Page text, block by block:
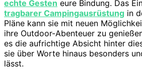
echte Gesten eure Bindung. Das
tragbarer Campingausrüstung in
Pläne kann sie mit neuen
ihre Outdoor-Abenteuer zu
es die aufrichtige Absicht hinter
sie über Worte hinaus besonders
lässt.